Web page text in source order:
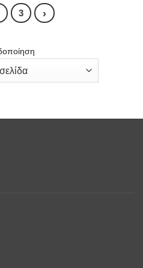
3 ›